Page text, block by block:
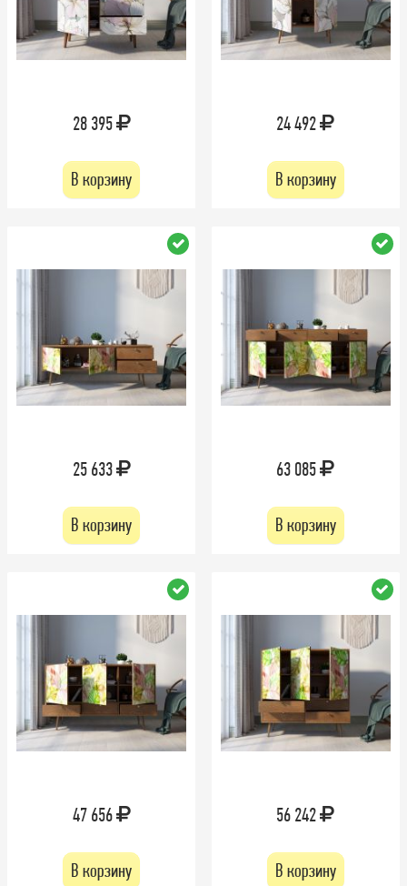
28 395
В корзину
24 492
В корзину
25 633
В корзину
63 085
В корзину
47 656
В корзину
56 242
В корзину